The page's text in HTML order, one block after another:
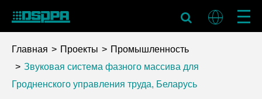
Главная Проекты
Промышленность
Звуковая система фазного массива для
Гродненского управления труда, Беларусь